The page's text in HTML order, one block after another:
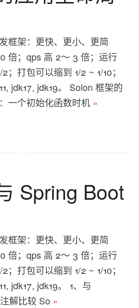
框架：更快、更小、更简
倍；qps 高 2～ 3 倍；运行
；打包可以缩到 1/2 ~ 1/10；
jdk17, jdk19。 Solon 框架的
一个初始化函数时机 »
Spring Boot
框架：更快、更小、更简
倍；qps 高 2～ 3 倍；运行
；打包可以缩到 1/2 ~ 1/10；
jdk17, jdk19。 1、与
解比较 So »